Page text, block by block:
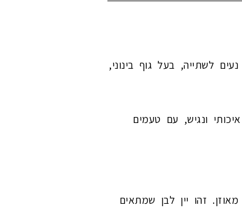
לשתייה, בעל גוף בינוני,
ונגיש, עם טעמים
זהו יין לבן שמתאים